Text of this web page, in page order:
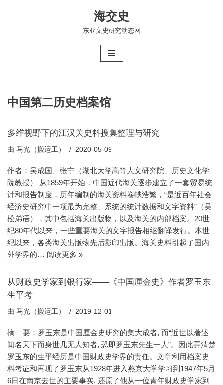
海交史
东亚文史研究动态网
中国第二历史档案馆
多维视野下的江汉关史料搜集整理与研究
由 马光（搬运工） 2020-05-09
作者：吴成国、张宁（湖北大学高等人文研究院、历史文化学
院教授） 从1859年开始，中国近代海关逐步建立了一套贸易统
计和报告制度，历年编制的海关资料卷帙浩繁，“是近百年社会
经济史研究中一项最为完整、系统的统计数据和文字资料”（吴
松弟语），其中包括海关出版物，以及海关的内部档案。20世
纪80年代以来，一些重要海关的文字报告相继翻译发行。本世
纪以来，各类海关出版物先后影印出版。海关史料引起了国内
外学界的… 阅读更多 »
从财政史学家到银行家——《中国厘金史》作者罗玉东
生平考
由 马光（搬运工） 2019-12-01
摘 要：罗玉东是中国厘金史研究的集大成者, 而“近世以著述
闻名天下而身世几无人知者, 恐即罗玉东先生一人”。因此弄清楚
罗玉东的生平经历是中国财政史学界的责任。文章利用档案史
料考证和再现了罗玉东从1928年进入燕京大学学习到1947年5月
6日在南京去世的主要事实, 还原了他从一位青年财政史学家到